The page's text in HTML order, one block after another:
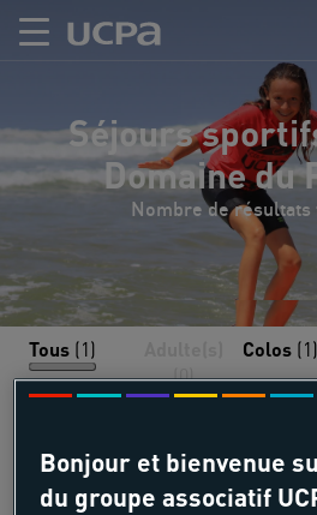
Séjours
Domaine du
Nombre de résultats
Tous (1)
(0)
Colos (1)
Bonjour et bienvenue
du groupe associatif